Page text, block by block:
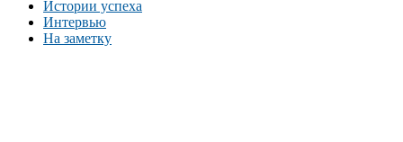
Истории успеха
Интервью
На заметку